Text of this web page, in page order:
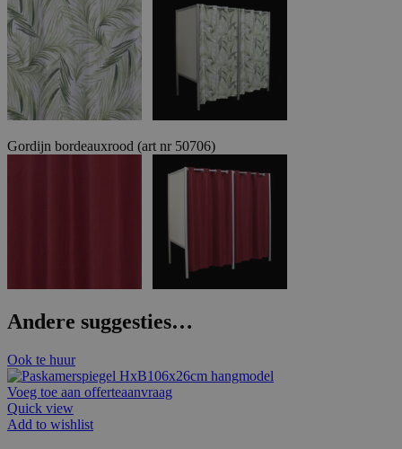
Gordijn bordeauxrood (art nr 50706)
Andere suggesties…
Ook te huur
Voeg toe aan offerteaanvraag
Quick view
Add to wishlist